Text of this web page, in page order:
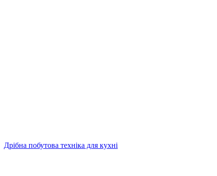
Дрібна побутова техніка для кухні